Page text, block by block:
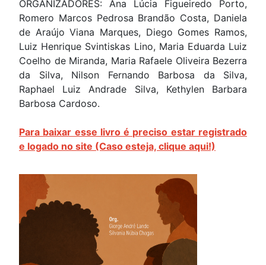
ORGANIZADORES: Ana Lúcia Figueiredo Porto,
Romero Marcos Pedrosa Brandão Costa, Daniela
de Araújo Viana Marques, Diego Gomes Ramos,
Luiz Henrique Svintiskas Lino, Maria Eduarda Luiz
Coelho de Miranda, Maria Rafaele Oliveira Bezerra
da Silva, Nilson Fernando Barbosa da Silva,
Raphael Luiz Andrade Silva, Kethylen Barbara
Barbosa Cardoso.
Para baixar esse livro é preciso estar registrado
e logado no site (Caso esteja, clique aqui!)